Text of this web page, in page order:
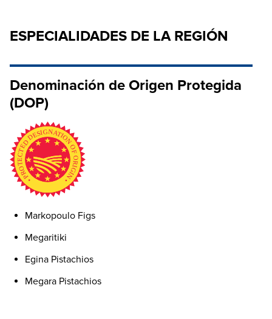
ESPECIALIDADES DE LA REGIÓN
Denominación de Origen Protegida
(DOP)
Markopoulo Figs
Megaritiki
Egina Pistachios
Megara Pistachios